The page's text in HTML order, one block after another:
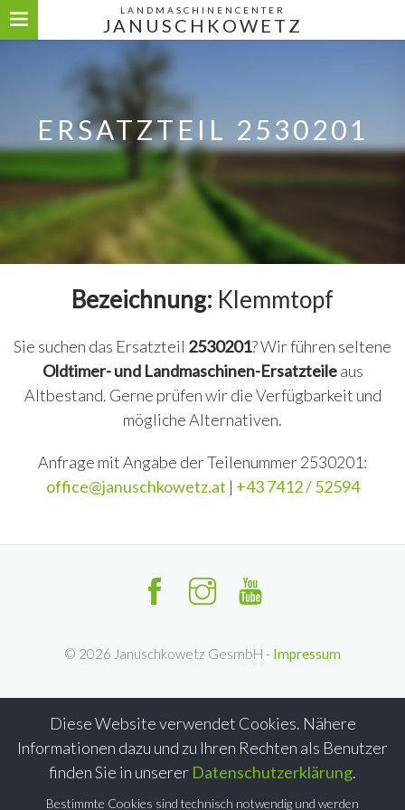
LANDMASCHINENCENTER
JANUSCHKOWETZ
Diese Website verwendet Cookies. Nähere
Informationen dazu und zu Ihren Rechten als Benutzer
finden Sie in unserer Datenschutzerklärung.
Bestimmte Cookies sind technisch notwendig und werden
ERSATZTEIL 2530201
Bezeichnung: Klemmtopf
Sie suchen das Ersatzteil 2530201? Wir führen seltene
Oldtimer- und Landmaschinen-Ersatzteileaus
Altbestand. Gerne prüfen wir die Verfügbarkeit und
mögliche Alternativen.
Anfrage mit Angabe der Teilenummer 2530201:
office@januschkowetz.at | +43 7412 / 52594
© 2026 Januschkowetz GesmbH - Impressum